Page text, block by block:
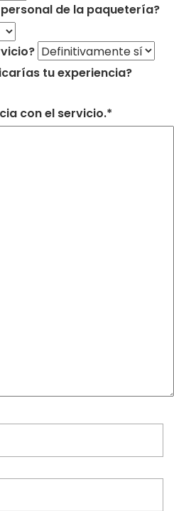
de la paquetería?
tu experiencia?
con el servicio.*